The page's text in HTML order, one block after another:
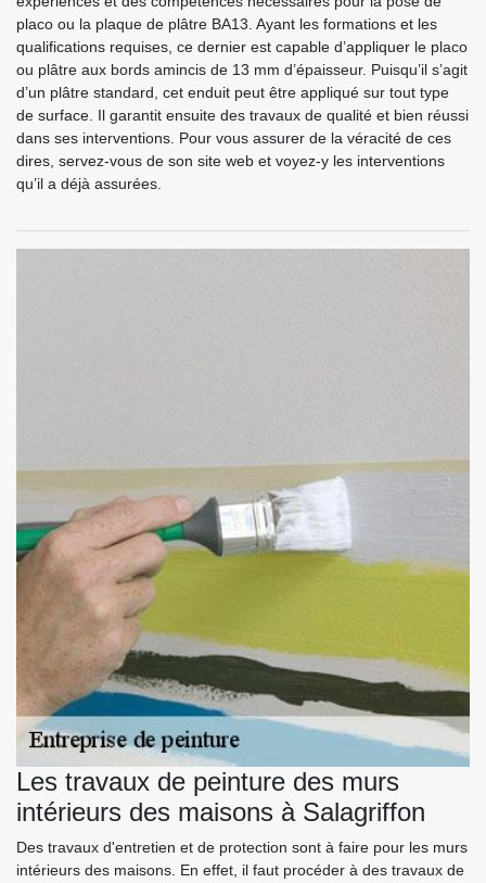
placo ou la plaque de plâtre BA13. Ayant les formations et les
qualifications requises, ce dernier est capable d’appliquer le placo
ou plâtre aux bords amincis de 13 mm d’épaisseur. Puisqu’il s’agit
d’un plâtre standard, cet enduit peut être appliqué sur tout type
de surface. Il garantit ensuite des travaux de qualité et bien réussi
dans ses interventions. Pour vous assurer de la véracité de ces
dires, servez-vous de son site web et voyez-y les interventions
qu’il a déjà assurées.
Les travaux de peinture des murs
intérieurs des maisons à Salagriffon
Des travaux d'entretien et de protection sont à faire pour les murs
intérieurs des maisons. En effet, il faut procéder à des travaux de